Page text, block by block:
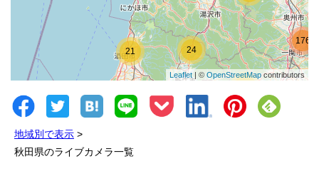
21
81
24
176
Leaflet | © OpenStreetMapcontributors
地域別で表示 >
秋田県のライブカメラ一覧